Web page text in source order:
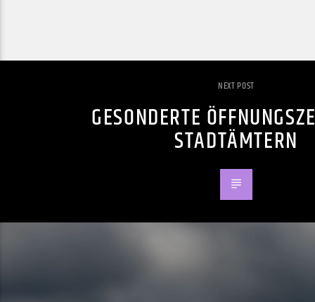
NEXT POST
GESONDERTE
STADTÄMTERN